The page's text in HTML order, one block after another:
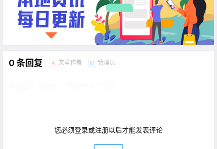
0 条回复 A 文章作者 M 管理员
您必须登录或注册以后才能发表评论